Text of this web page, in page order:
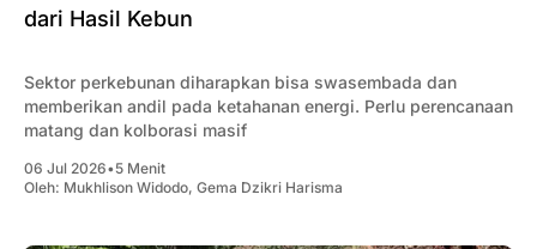
dari Hasil Kebun
Sektor perkebunan diharapkan bisa swasembada dan
memberikan andil pada ketahanan energi. Perlu perencanaan
matang dan kolborasi masif
06 Jul 2026•5 Menit
Oleh: Mukhlison Widodo, Gema Dzikri Harisma